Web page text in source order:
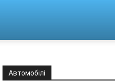
Автомобілі